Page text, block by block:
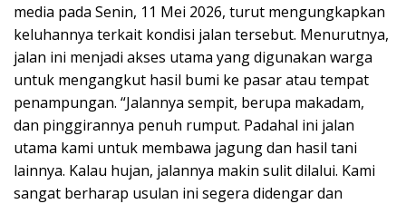
media pada Senin, 11 Mei 2026, turut mengungkapkan
keluhannya terkait kondisi jalan tersebut. Menurutnya,
jalan ini menjadi akses utama yang digunakan warga
untuk mengangkut hasil bumi ke pasar atau tempat
penampungan. “Jalannya sempit, berupa makadam,
dan pinggirannya penuh rumput. Padahal ini jalan
utama kami untuk membawa jagung dan hasil tani
lainnya. Kalau hujan, jalannya makin sulit dilalui. Kami
sangat berharap usulan ini segera didengar dan